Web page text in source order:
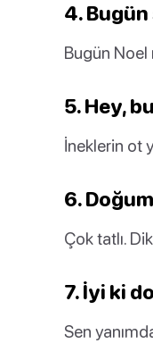
4. Bugün
Bugün
5. Hey,
İneklerin ot
6.
Çok tatlı.
7. İyi ki
Sen